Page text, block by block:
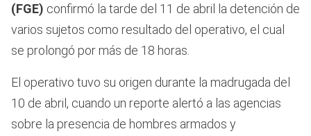
(FGE) confirmó la tarde del 11 de abril la detención de
varios sujetos como resultado del operativo, el cual
se prolongó por más de 18 horas.
El operativo tuvo su origen durante la madrugada del
10 de abril, cuando un reporte alertó a las agencias
sobre la presencia de hombres armados y